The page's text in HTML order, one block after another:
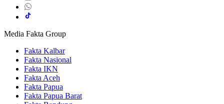
Media Fakta Group
Fakta Kalbar
Fakta Nasional
Fakta IKN
Fakta Aceh
Fakta Papua
Fakta Papua Barat